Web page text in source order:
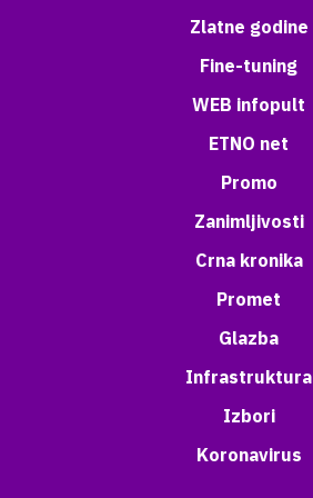
Zlatne godine
Fine-tuning
WEB infopult
ETNO net
Promo
Zanimljivosti
Crna kronika
Promet
Glazba
Infrastruktura
Izbori
Koronavirus